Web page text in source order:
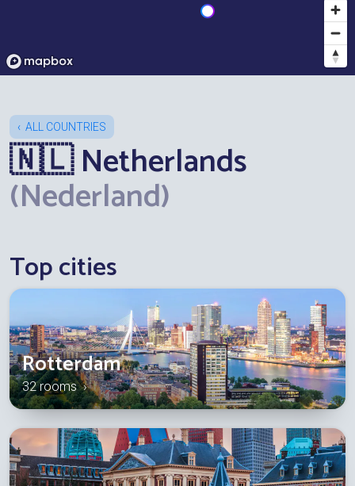
ALL COUNTRIES
🇳🇱 Netherlands
(Nederland)
Top cities
Rotterdam
32 rooms ›